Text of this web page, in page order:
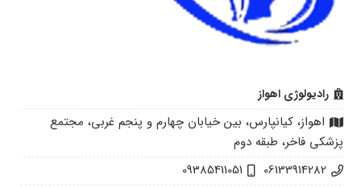
رادیولوژی اهواز
اهواز، کیانپارس، بین خیابان چهارم و پنجم غربی، مجتمع
پزشکی فاخر، طبقه دوم
06133914282
09385411051